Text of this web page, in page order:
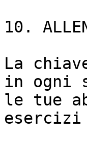
10.
La
in ogni
le tue